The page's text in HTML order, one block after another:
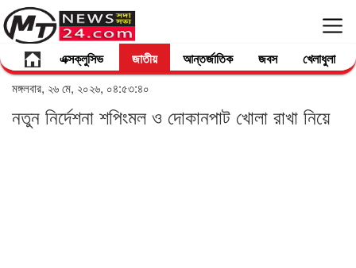
এক্সক্লুসিভ জাতীয় আন্তর্জাতিক জবস খেলাধুলা
মঙ্গলবার, ২৬ মে, ২০২৬, ০৪:৫৩:৪০
নতুন নির্দেশনা শপিংমল ও দোকানপাট খোলা রাখা নিয়ে